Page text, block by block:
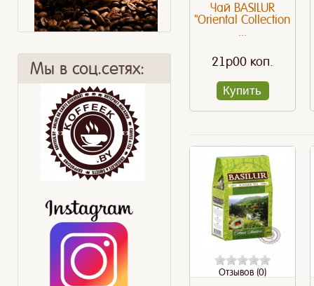
Немецкий кофе
Мы в соц.сетях:
Чай BASILUR
"Oriental Collection
...
21p00 коп.
Купить
Отзывов (0)